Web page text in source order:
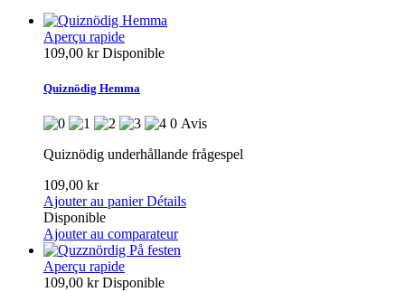
Aperçu rapide
109,00 krDisponible
Quiznödig Hemma
0 Avis
Quiznödig underhållande frågespel
109,00 kr
Ajouter au panier Détails
Disponible
Ajouter au comparateur
Aperçu rapide
109,00 krDisponible